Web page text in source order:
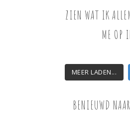
ZIEN WAT IK
ME OP
MEER LADEN...
BENIEUWD